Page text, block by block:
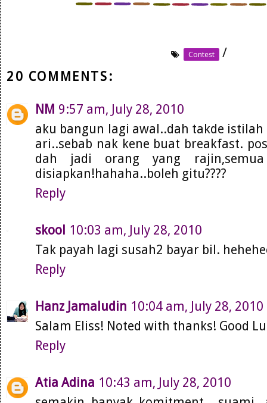
Contest
/
20 COMMENTS:
NM 9:57 am, July 28, 2010
aku bangun lagi awal..dah takde
ari..sebab nak kene buat breakfast.
dah jadi orang yang
disiapkan!hahaha..boleh gitu????
Reply
skool 10:03 am, July 28, 2010
Tak payah lagi susah2 bayar bil.
Reply
Hanz Jamaludin 10:04 am, July 28, 2010
Salam Eliss! Noted with thanks! Good
Reply
Atia Adina 10:43 am, July 28, 2010